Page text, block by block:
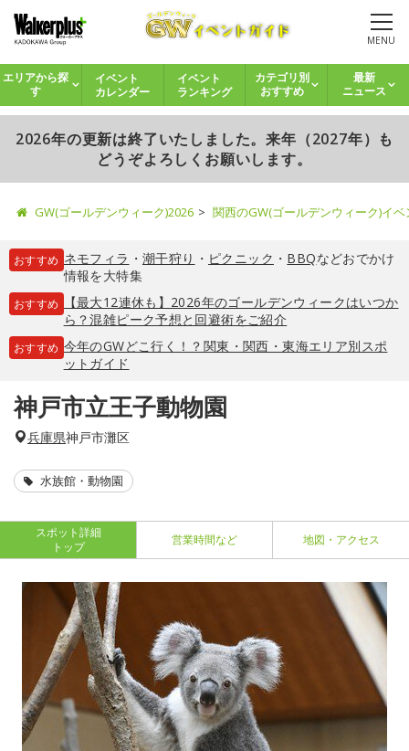
MENU
エリアから探
す
イベント
カレンダー
イベント
ランキング
カテゴリ別
おすすめ
最新
ニュース
2026年の更新は終了いたしました。来年（2027年）も
どうぞよろしくお願いします。
GW(ゴールデンウィーク)2026 関西のGW(ゴールデンウィーク)イ
おすすめ ネモフィラ ・ 潮干狩り ・ ピクニック ・ BBQなどおでかけ
情報を大特集
おすすめ
【最大12連休も】2026年のゴールデンウィークはいつか
ら？混雑ピーク予想と回避術をご紹介
おすすめ 今年のGWどこ行く！？関東・関西・東海エリア別スポ
ットガイド
神戸市立王子動物園
兵庫県神戸市灘区
水族館・動物園
スポット詳細
トップ
営業時間など 地図・アクセス